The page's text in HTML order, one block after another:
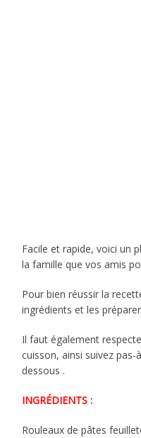
Facile et rapide, voici un
la famille que vos amis
Pour bien réussir la
ingrédients et les
Il faut également
cuisson, ainsi suivez
dessous .
INGRÉDIENTS :
Rouleaux de pâtes